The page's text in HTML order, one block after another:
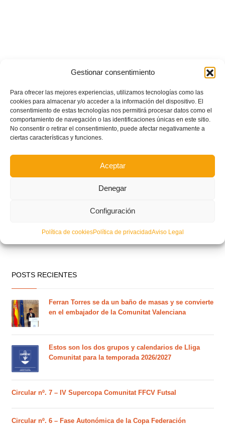
Gestionar consentimiento
Para ofrecer las mejores experiencias, utilizamos tecnologías como las
cookies para almacenar y/o acceder a la información del dispositivo. El
consentimiento de estas tecnologías nos permitirá procesar datos como el
comportamiento de navegación o las identificaciones únicas en este sitio.
No consentir o retirar el consentimiento, puede afectar negativamente a
ciertas características y funciones.
Aceptar
Denegar
Configuración
Política de cookiesPolítica de privacidadAviso Legal
POSTS RECIENTES
Ferran Torres se da un baño de masas y se convierte
en el embajador de la Comunitat Valenciana
Estos son los dos grupos y calendarios de Lliga
Comunitat para la temporada 2026/2027
Circular nº. 7 – IV Supercopa Comunitat FFCV Futsal
Circular nº. 6 – Fase Autonómica de la Copa Federación